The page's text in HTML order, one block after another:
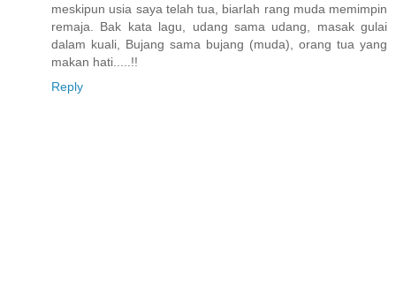
meskipun usia saya telah tua, biarlah rang muda memimpin
remaja. Bak kata lagu, udang sama udang, masak gulai
dalam kuali, Bujang sama bujang (muda), orang tua yang
makan hati.....!!
Reply